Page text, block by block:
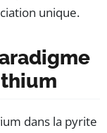
unique.
dans la pyrite